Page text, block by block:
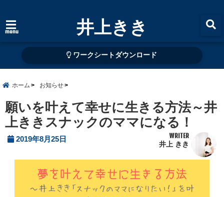
menu 井上きき
ワークシートダウンロード
ホーム お知らせ
願いを叶えて幸せに生きる方法～井
上ききスナックのママになる！
2019年8月25日 WRITER
井上 きき